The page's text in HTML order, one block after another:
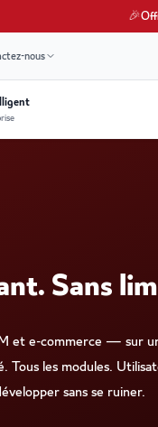
🎉
nous
Sans
et e-commerce — sur
les modules.
sans se ruiner.